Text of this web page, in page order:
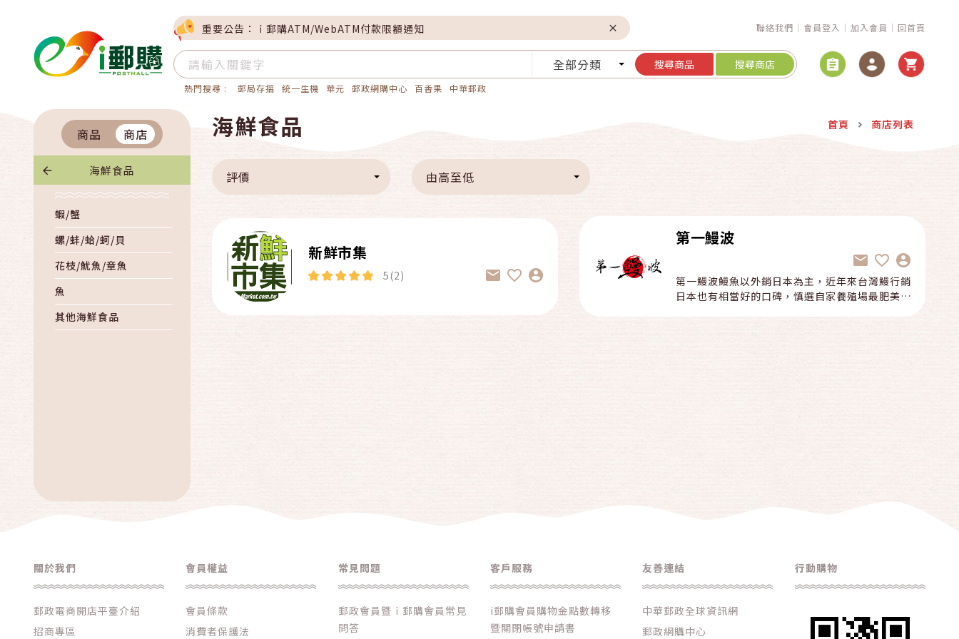
重要公告：ｉ郵購ATM/WebATM付款限額通知 聯絡我們 會員登入 加入會員 回首頁
全部分類 搜尋商品 搜尋商店
熱門搜尋 : 郵局存摺 統一生機 華元 郵政網購中心 百香果 中華郵政
商品 商店
海鮮食品
蝦/蟹
螺/蚌/蛤/蚵/貝
花枝/魷魚/章魚
魚
其他海鮮食品
海鮮食品 首頁 商店列表
評價 由高至低
新鮮市集
5(2)
第一鰻波
第一鰻波鰻魚以外銷日本為主，近年來台灣鰻行銷
日本也有相當好的口碑，慎選自家養殖場最肥美鮮
關於我們
郵政電商開店平臺介紹
招商專區
會員權益
會員條款
消費者保護法
常見問題
郵政會員暨ｉ郵購會員常見
問答
客戶服務
i郵購會員購物金點數轉移
暨關閉帳號申請書
友善連結
中華郵政全球資訊網
郵政網購中心
行動購物